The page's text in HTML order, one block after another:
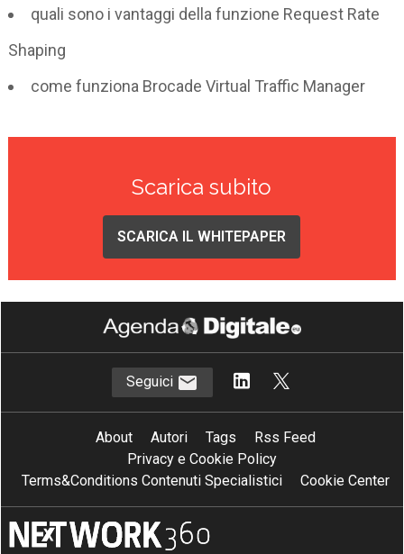
quali sono i vantaggi della funzione Request Rate
Shaping
come funziona Brocade Virtual Traffic Manager
Scarica subito
SCARICA IL WHITEPAPER
Seguici
About Autori Tags
Rss Feed
Privacy e Cookie Policy
Terms&Conditions Contenuti Specialistici
Cookie Center